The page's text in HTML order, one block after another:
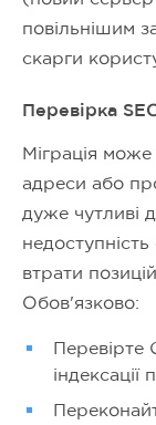
повільнішим
скарги
Перевірка
Міграція
адреси або
дуже чутливі
втрати
Обов'язково:
Перевірте
індексації